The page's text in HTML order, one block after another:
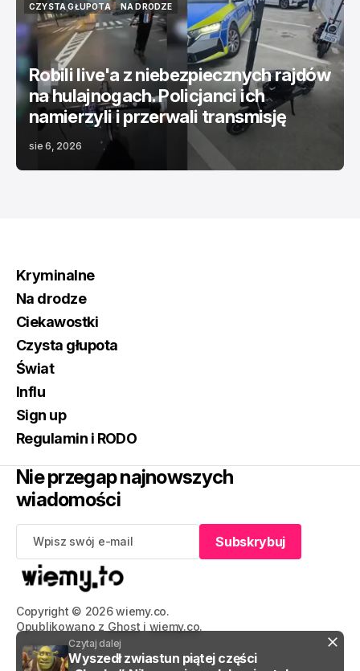
Czytaj dalej
Wyszedł zwiastun piątej części
CZYSTA GŁUPOTA
CZYSTA GŁUPOTA
NA DRODZE
NA DRODZE
Robili live'a z niebezpiecznych rajdów
na hulajnogach. Policjanci ich
namierzyli i przerwali transmisję
sie 6, 2026
Copyright © 2026 wiemy.co.
Opublikowano z Ghost i wiemy.co.
Kryminalne
Na drodze
Ciekawostki
Czysta głupota
Świat
Influ
Sign up
Regulamin i RODO
Nie przegap najnowszych
wiadomości
Subskrybuj
Subskrybuj